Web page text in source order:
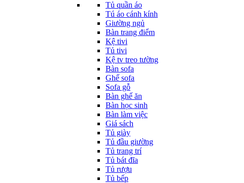
Tủ quần áo
Tú áo cánh kính
Giường ngủ
Bàn trang điểm
Kệ tivi
Tủ tivi
Kệ tv treo tường
Bàn sofa
Ghế sofa
Sofa gỗ
Bàn ghế ăn
Bàn học sinh
Bàn làm việc
Giá sách
Tủ giày
Tủ đầu giường
Tủ trang trí
Tủ bát đĩa
Tủ rượu
Tủ bếp